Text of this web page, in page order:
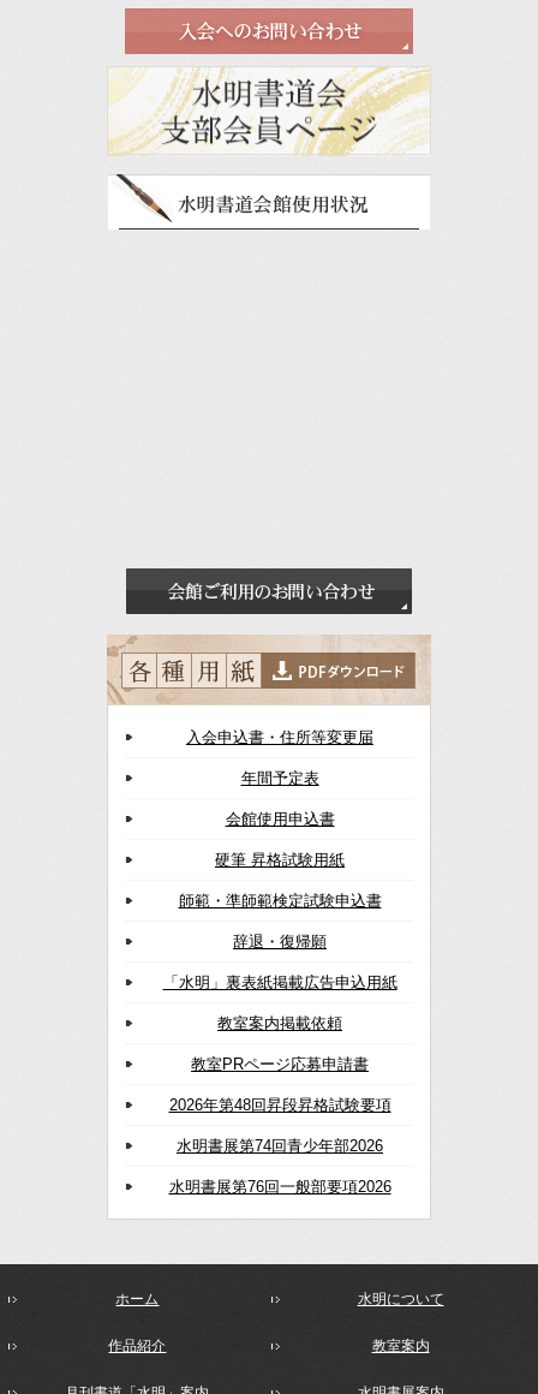
入会申込書・住所等変更届
年間予定表
会館使用申込書
硬筆 昇格試験用紙
師範・準師範検定試験申込書
辞退・復帰願
「水明」裏表紙掲載広告申込用紙
教室案内掲載依頼
教室PRページ応募申請書
2026年第48回昇段昇格試験要項
水明書展第74回青少年部2026
水明書展第76回一般部要項2026
ホーム 水明について
作品紹介 教室案内